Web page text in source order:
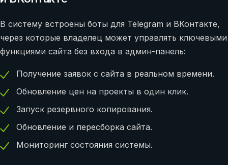
В систему встроены боты для Telegram и ВКонтакте,
через которые владелец может управлять ключевыми
функциями сайта без входа в админ-панель:
Получение заявок с сайта в реальном времени.
Обновление цен на проекты в один клик.
Запуск резервного копирования.
Обновление и пересборка сайта.
Мониторинг состояния системы.